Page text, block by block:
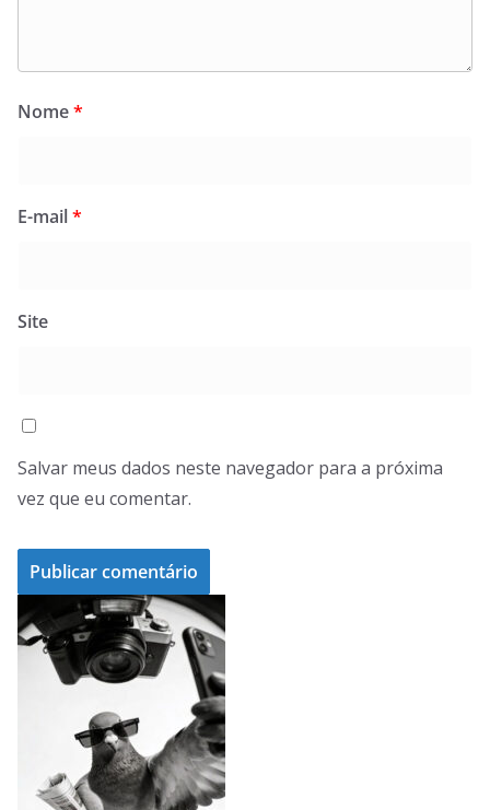
Nome*
E-mail*
Site
Salvar meus dados neste navegador para a próxima
vez que eu comentar.